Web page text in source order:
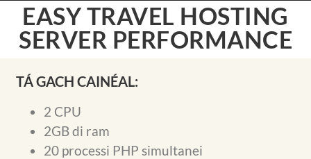
EASY TRAVEL HOSTING
SERVER PERFORMANCE
TÁ GACH CAINÉAL:
2 CPU
2GB di ram
20 processi PHP simultanei